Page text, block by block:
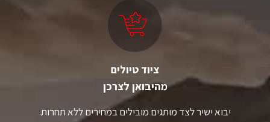
האפשרויות
האפשרויות
המוצר
ציוד טיולים
מהיבואן לצרכן
יבוא ישיר לצד מותגים מובילים במחירים ללא תחרות.